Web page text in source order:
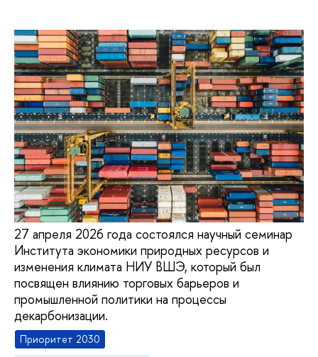
27 апреля 2026 года состоялся научный семинар
Института экономики природных ресурсов и
изменения климата НИУ ВШЭ, который был
посвящен влиянию торговых барьеров и
промышленной политики на процессы
декарбонизации.
Приоритет 2030